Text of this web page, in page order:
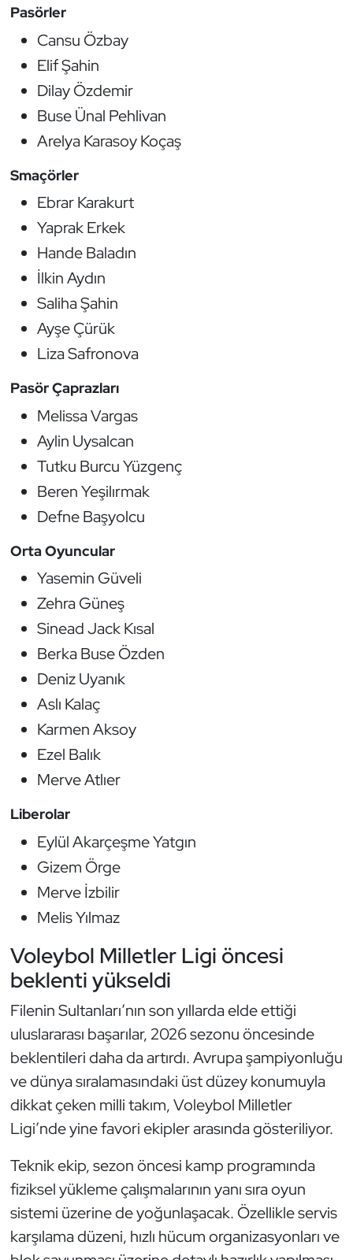
Pasörler
Cansu Özbay
Elif Şahin
Dilay Özdemir
Buse Ünal Pehlivan
Arelya Karasoy Koçaş
Smaçörler
Ebrar Karakurt
Yaprak Erkek
Hande Baladın
İlkin Aydın
Saliha Şahin
Ayşe Çürük
Liza Safronova
Pasör Çaprazları
Melissa Vargas
Aylin Uysalcan
Tutku Burcu Yüzgenç
Beren Yeşilırmak
Defne Başyolcu
Orta Oyuncular
Yasemin Güveli
Zehra Güneş
Sinead Jack Kısal
Berka Buse Özden
Deniz Uyanık
Aslı Kalaç
Karmen Aksoy
Ezel Balık
Merve Atlıer
Liberolar
Eylül Akarçeşme Yatgın
Gizem Örge
Merve İzbilir
Melis Yılmaz
Voleybol Milletler Ligi öncesi
beklenti yükseldi
Filenin Sultanları’nın son yıllarda elde ettiği
uluslararası başarılar, 2026 sezonu öncesinde
beklentileri daha da artırdı. Avrupa şampiyonluğu
ve dünya sıralamasındaki üst düzey konumuyla
dikkat çeken milli takım, Voleybol Milletler
Ligi’nde yine favori ekipler arasında gösteriliyor.
Teknik ekip, sezon öncesi kamp programında
fiziksel yükleme çalışmalarının yanı sıra oyun
sistemi üzerine de yoğunlaşacak. Özellikle servis
karşılama düzeni, hızlı hücum organizasyonları ve